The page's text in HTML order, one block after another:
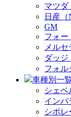
マツ
日産（
GM
フォー
メルセ
ダッジ
フォル
車種別一
シェ
インパ
シボレ